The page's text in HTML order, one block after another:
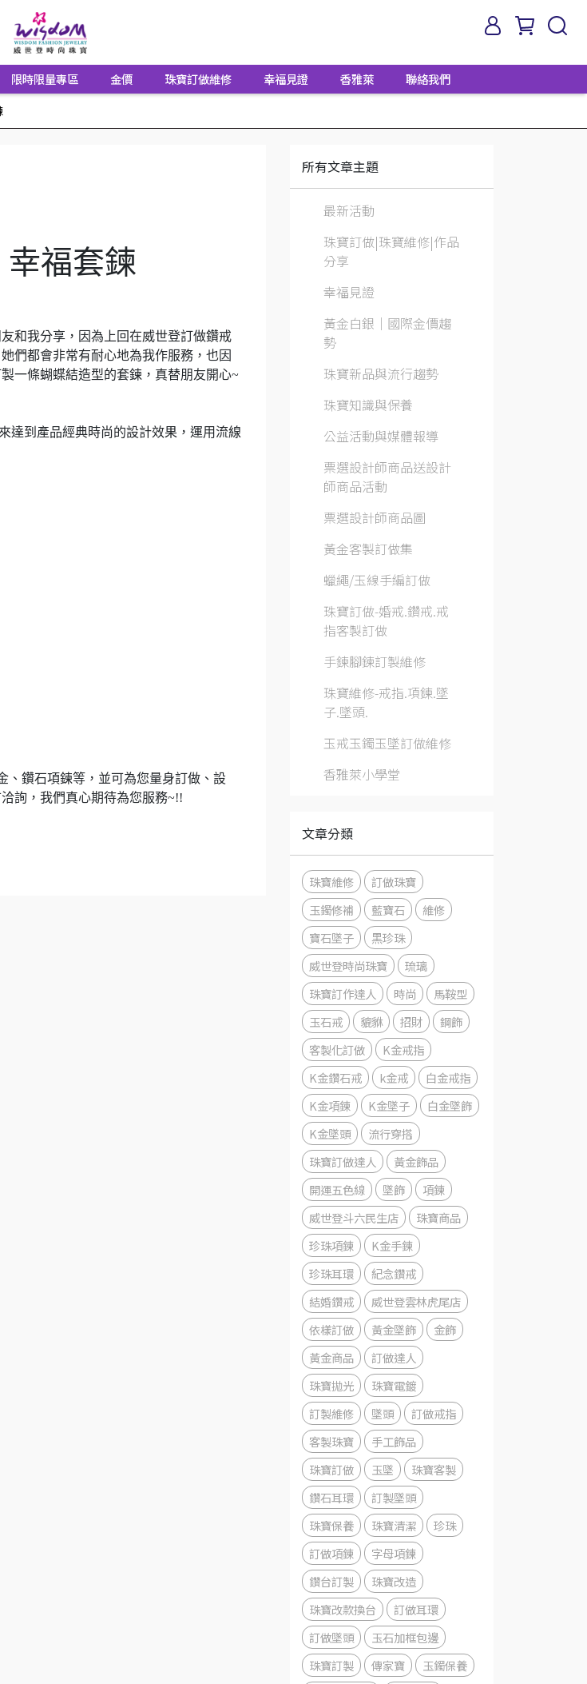
限時限量專區 金價 珠寶訂做維修 幸福見證 香雅萊 聯絡我們
福套鍊
和我分享，因為上回在威世登訂做鑽戒
們都會非常有耐心地為我作服務，也因
一條蝴蝶結造型的套鍊，真替朋友開心~
達到產品經典時尚的設計效果，運用流線
、鑽石項鍊等，並可為您量身訂做、設
詢，我們真心期待為您服務~!!
所有文章主題
最新活動
珠寶訂做|珠寶維修|作品
分享
幸福見證
黃金白銀│國際金價趨
勢
珠寶新品與流行趨勢
珠寶知識與保養
公益活動與媒體報導
票選設計師商品送設計
師商品活動
票選設計師商品圖
黃金客製訂做集
蠟繩/玉線手編訂做
珠寶訂做-婚戒.鑽戒.戒
指客製訂做
手鍊腳鍊訂製維修
珠寶維修-戒指.項鍊.墜
子.墜頭.
玉戒玉鐲玉墜訂做維修
香雅萊小學堂
文章分類
珠寶維修
訂做珠寶
玉鐲修補
藍寶石
維修
寶石墜子
黑珍珠
威世登時尚珠寶
琉璃
珠寶訂作達人
時尚
馬鞍型
玉石戒
貔貅 招財
鋼飾
客製化訂做
K金戒指
K金鑽石戒
k金戒
白金戒指
K金項鍊
K金墜子
白金墜飾
K金墜頭
流行穿搭
珠寶訂做達人
黃金飾品
開運五色線
墜飾
項鍊
威世登斗六民生店
珠寶商品
珍珠項鍊
K金手鍊
珍珠耳環
紀念鑽戒
結婚鑽戒
威世登雲林虎尾店
依樣訂做
黃金墜飾
金飾
黃金商品
訂做達人
珠寶拋光
珠寶電鍍
訂製維修
墜頭
訂做戒指
客製珠寶
手工飾品
珠寶訂做
玉墜
珠寶客製
鑽石耳環
訂製墜頭
珠寶保養
珠寶清潔
珍珠
訂做項鍊
字母項鍊
鑽台訂製
珠寶改造
珠寶改款換台
訂做耳環
訂做墜頭
玉石加框包邊
珠寶訂製
傳家寶
玉鐲保養